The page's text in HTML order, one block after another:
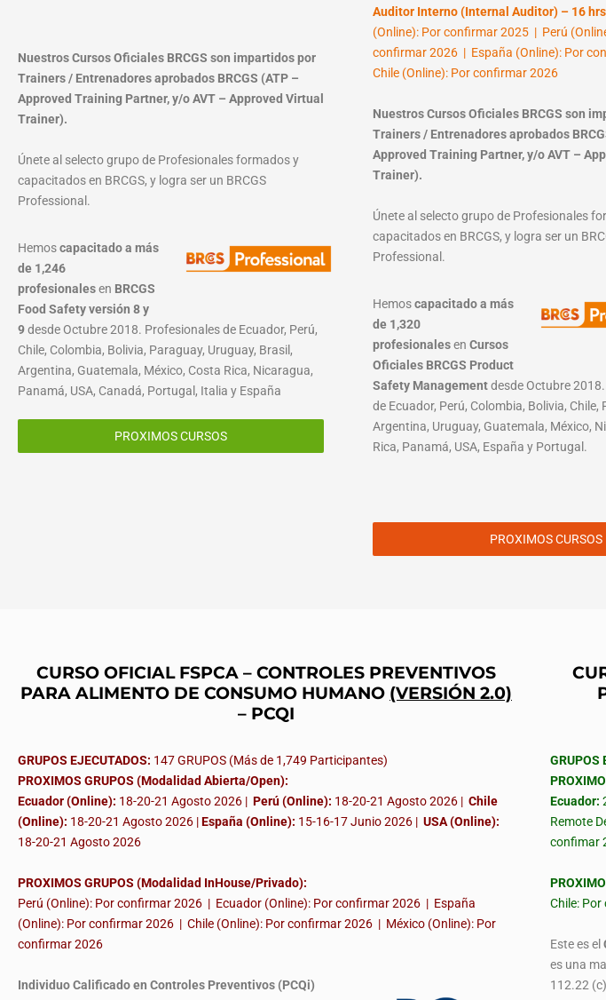
Nuestros Cursos Oficiales BRCGS son impartidos por
Trainers / Entrenadores aprobados BRCGS (ATP –
Approved Training Partner, y/o AVT – Approved Virtual
Trainer).
Únete al selecto grupo de Profesionales formados y
capacitados en BRCGS, y logra ser un BRCGS
Professional.
Hemoscapacitado a más
de 1,246
profesionalesen BRCGS
Food Safety versión 8 y
9desde Octubre 2018. Profesionales de Ecuador, Perú,
Chile, Colombia, Bolivia, Paraguay, Uruguay, Brasil,
Argentina, Guatemala, México, Costa Rica, Nicaragua,
Panamá, USA, Canadá, Portugal, Italia y España
PROXIMOS CURSOS
Auditor Interno (Internal Auditor) – 16
(Online): Por confirmar 2025 | Perú
confirmar 2026 | España (Online): Por
Chile (Online): Por confirmar 2026
Nuestros Cursos Oficiales BRCGS son
Trainers / Entrenadores aprobados
Approved Training Partner, y/o AVT –
Trainer).
Únete al selecto grupo de Profesionales
capacitados en BRCGS, y logra ser un
Professional.
Hemoscapacitado a más
de 1,320
profesionalesen Cursos
Oficiales BRCGS Product
Safety Managementdesde Octubre
de Ecuador, Perú, Colombia, Bolivia, Chile,
Argentina, Uruguay, Guatemala, México,
Rica, Panamá, USA, España y Portugal.
PROXIMOS CURSOS
CURSO OFICIAL FSPCA – CONTROLES PREVENTIVOS
PARA ALIMENTO DE CONSUMO HUMANO (VERSIÓN 2.0)
– PCQI
GRUPOS EJECUTADOS: 147 GRUPOS (Más de 1,749 Participantes)
PROXIMOS GRUPOS (Modalidad Abierta/Open):
Ecuador (Online): 18-20-21 Agosto 2026 | Perú (Online): 18-20-21 Agosto 2026 | Chile
(Online): 18-20-21 Agosto 2026 |España (Online): 15-16-17 Junio 2026 | USA (Online):
18-20-21 Agosto 2026
PROXIMOS GRUPOS (Modalidad InHouse/Privado):
Perú (Online): Por confirmar 2026 | Ecuador (Online): Por confirmar 2026 | España
(Online): Por confirmar 2026 | Chile (Online): Por confirmar 2026 | México (Online): Por
confirmar 2026
Individuo Calificado en Controles Preventivos (PCQi)
GRUPOS
Ecuador:
Remote
confimar
Chile:
Este es el
es una
112.22